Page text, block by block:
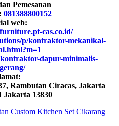
Pemesanan
081388800152
web:
cas.co.id/
p/kontraktor-mekanikal-
dapur-minimalis-
Rambutan Ciracas, Jakarta
13830
Custom Kitchen Set Cikarang